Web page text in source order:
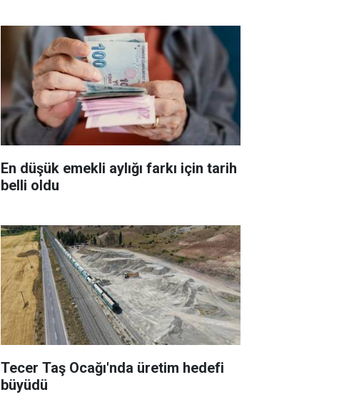
En düşük emekli aylığı farkı için tarih
belli oldu
Tecer Taş Ocağı'nda üretim hedefi
büyüdü